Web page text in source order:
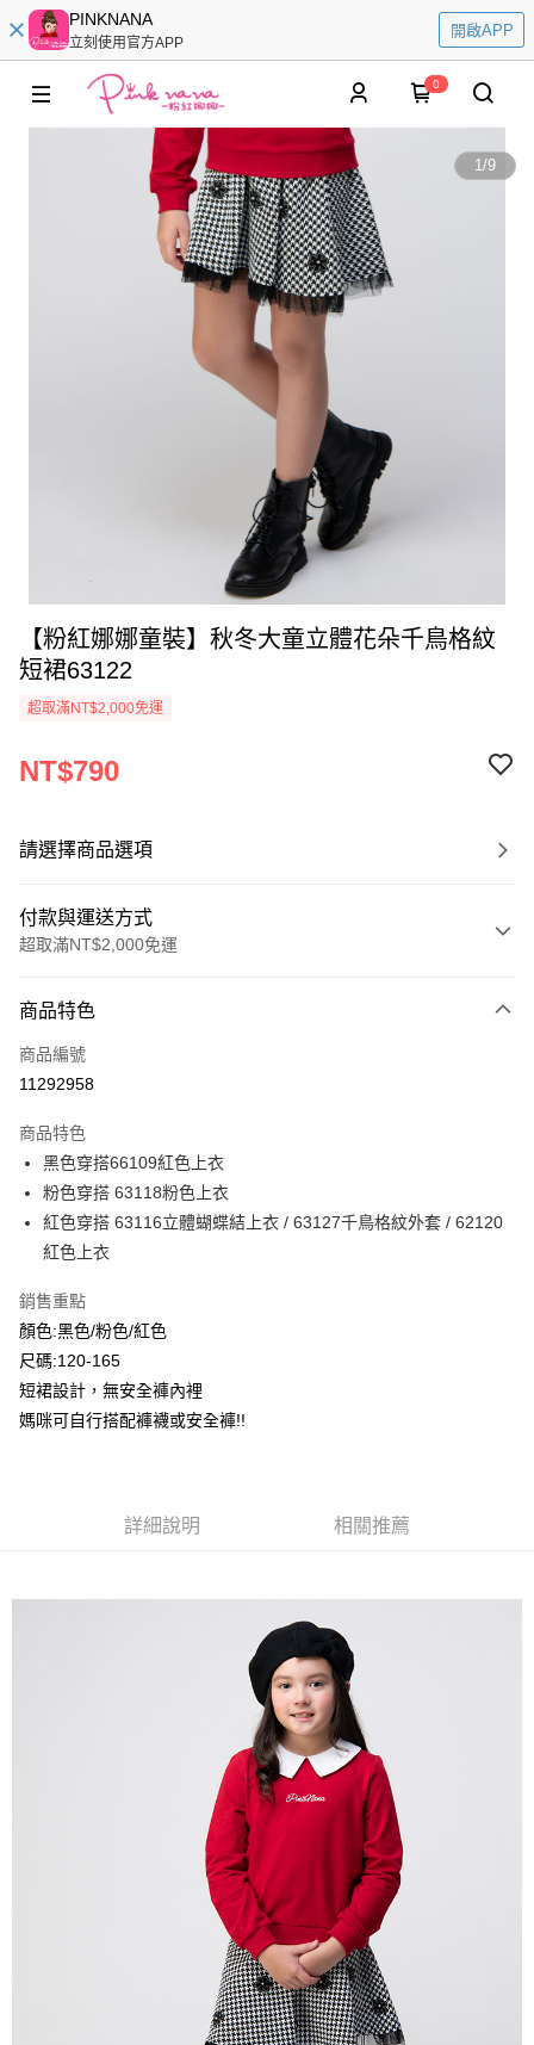
PINKNANA
立刻使用官方APP
開啟APP
0
1/9
【粉紅娜娜童裝】秋冬大童立體花朵千鳥格紋
短裙63122
超取滿NT$2,000免運
NT$790
請選擇商品選項
付款與運送方式
超取滿NT$2,000免運
信用卡一次付款
超商取貨付款
Apple Pay
Google Pay
ATM付款
運送方式
全家付款取貨
每筆NT$80，滿NT$2,000(含以上)免運費
付款後全家取貨
每筆NT$80，滿NT$2,000(含以上)免運費
每筆NT$80，滿NT$2,000(含以上)免運費
每筆NT$80，滿NT$2,000(含以上)免運費
商品特色
商品編號
11292958
商品特色
黑色穿搭66109紅色上衣
粉色穿搭 63118粉色上衣
紅色穿搭 63116立體蝴蝶結上衣 / 63127千鳥格紋外套 / 62120
紅色上衣
銷售重點
顏色:黑色/粉色/紅色
尺碼:120-165
短裙設計，無安全褲內裡
媽咪可自行搭配褲襪或安全褲!!
詳細說明 相關推薦